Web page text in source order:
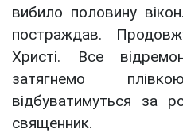
вибило половину
постраждав.
Христі. Все
затягнемо
відбуватимуться за
священник.